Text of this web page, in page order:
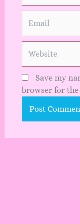
Save my
browser for